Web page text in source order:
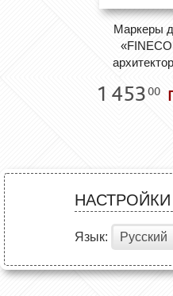
Маркеры
1 45300
НАСТРОЙКИ
Язык: Русский